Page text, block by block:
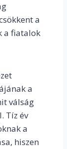
a
a fiatalok
a
válság
Tíz év
a
hiszen